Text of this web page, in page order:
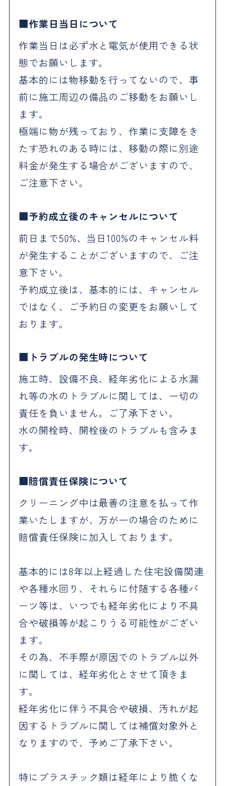
作業日当日について
作業当日は必ず水と電気が使用できる状
態でお願いします。
基本的には物移動を行ってないので、事
前に施工周辺の備品のご移動をお願いし
ます。
極端に物が残っており、作業に支障をき
たす恐れのある時には、移動の際に別途
料金が発生する場合がございますので、
ご注意下さい。
予約成立後のキャンセルについて
前日まで50%、当日100%のキャンセル料
が発生することがございますので、ご注
意下さい。
予約成立後は、基本的には、キャンセル
ではなく、ご予約日の変更をお願いして
おります。
トラブルの発生時について
施工時、設備不良、経年劣化による水漏
れ等の水のトラブルに関しては、一切の
責任を負いません。ご了承下さい。
水の開栓時、開栓後のトラブルも含みま
す。
賠償責任保険について
クリーニング中は最善の注意を払って作
業いたしますが、万が一の場合のために
賠償責任保険に加入しております。
基本的には8年以上経過した住宅設備関連
や各種水回り、それらに付随する各種パ
ーツ等は、いつでも経年劣化により不具
合や破損等が起こりうる可能性がござい
ます。
その為、不手際が原因でのトラブル以外
に関しては、経年劣化とさせて頂きま
す。
経年劣化に伴う不具合や破損、汚れが起
因するトラブルに関しては補償対象外と
なりますので、予めご了承下さい。
特にプラスチック類は経年により脆くな